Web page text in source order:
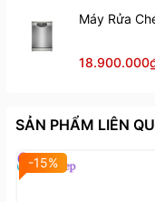
nước ra ngoài,
Tính thẩm mỹ cao
nhiều phong cách
Xuất xứ châu Âu
bảo tiêu chuẩn chất
-Chính sách bảo
Máy Rửa
SẢN PHẨM LIÊN
-15%